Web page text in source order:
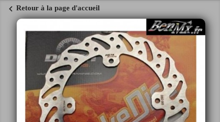
chevron_left Retour à la page d'accueil